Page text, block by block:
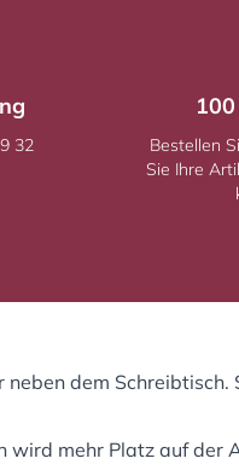
32
Bestellen
Sie Ihre
dem
wird mehr Platz auf der